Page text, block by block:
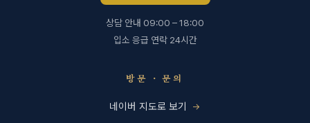
상담 안내 09:00 – 18:00
입소 응급 연락 24시간
방문 · 문의
네이버 지도로 보기